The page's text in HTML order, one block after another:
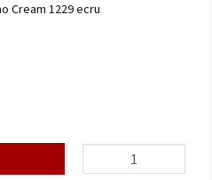
Cream 1229 ecru